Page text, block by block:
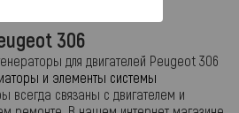
и навесное
306
для двигателей Peugeot 306
и элементы системы
всегда связаны с двигателем и